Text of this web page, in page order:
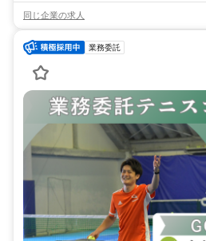
同じ企業の求人
業務委託